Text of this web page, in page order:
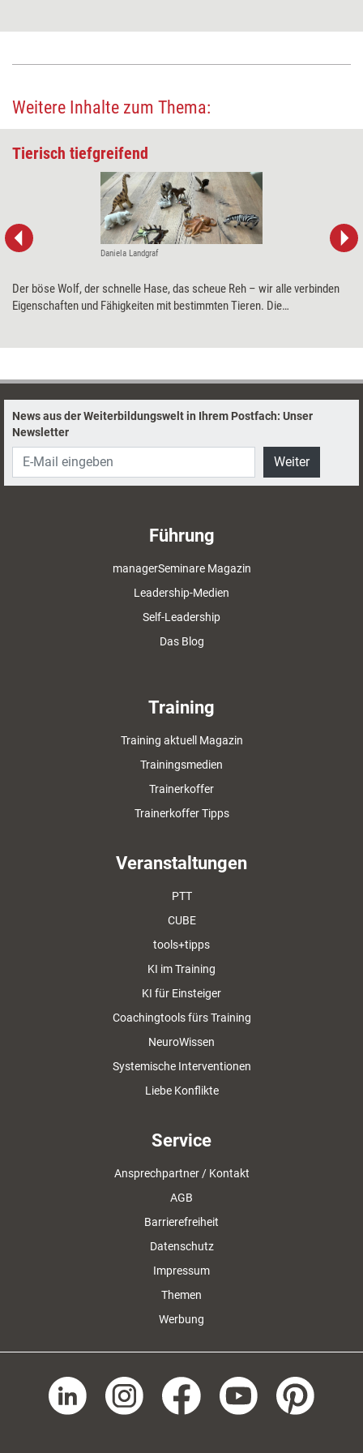
Weitere Inhalte zum Thema:
Tierisch tiefgreifend
Daniela Landgraf
Der böse Wolf, der schnelle Hase, das scheue Reh – wir alle verbinden
Eigenschaften und Fähigkeiten mit bestimmten Tieren. Die
News aus der Weiterbildungswelt in Ihrem Postfach: Unser
Newsletter
Weiter
Führung
managerSeminare Magazin
Leadership-Medien
Self-Leadership
Das Blog
Training
Training aktuell Magazin
Trainingsmedien
Trainerkoffer
Trainerkoffer Tipps
Veranstaltungen
PTT
CUBE
tools+tipps
KI im Training
KI für Einsteiger
Coachingtools fürs Training
NeuroWissen
Systemische Interventionen
Liebe Konflikte
Service
Ansprechpartner / Kontakt
AGB
Barrierefreiheit
Datenschutz
Impressum
Themen
Werbung